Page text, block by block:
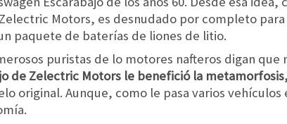
Motors, es desnudado por completo
paquete de baterías de liones de litio.
puristas de lo motores nafteros digan
de Zelectric Motors le benefició la
original. Aunque, como le pasa varios